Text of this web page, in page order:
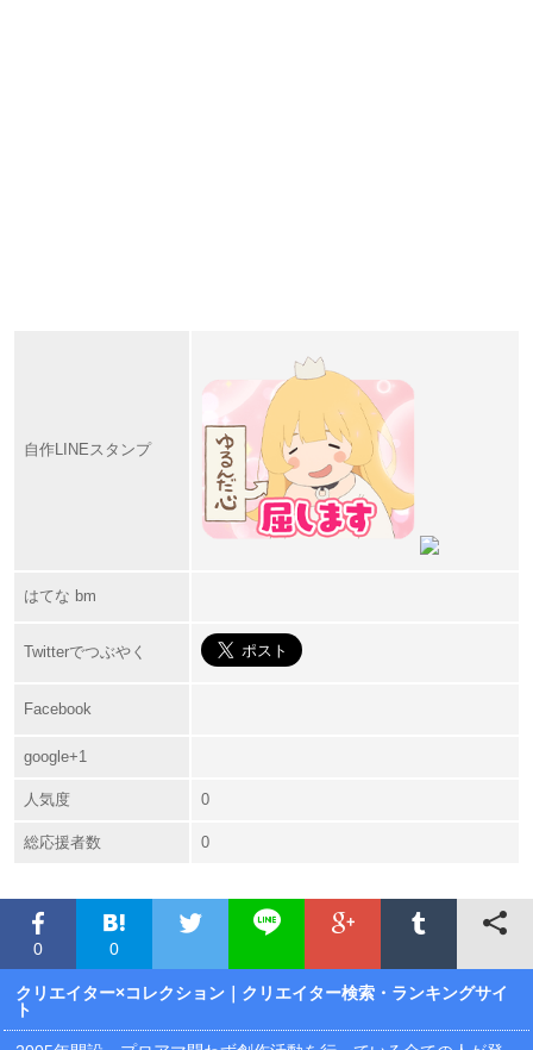
自作LINEスタンプ
はてな bm
Twitterでつぶやく
Facebook
google+1
人気度 0
総応援者数 0
0 0
クリエイター×コレクション ｜クリエイター検索・ランキングサイ
ト